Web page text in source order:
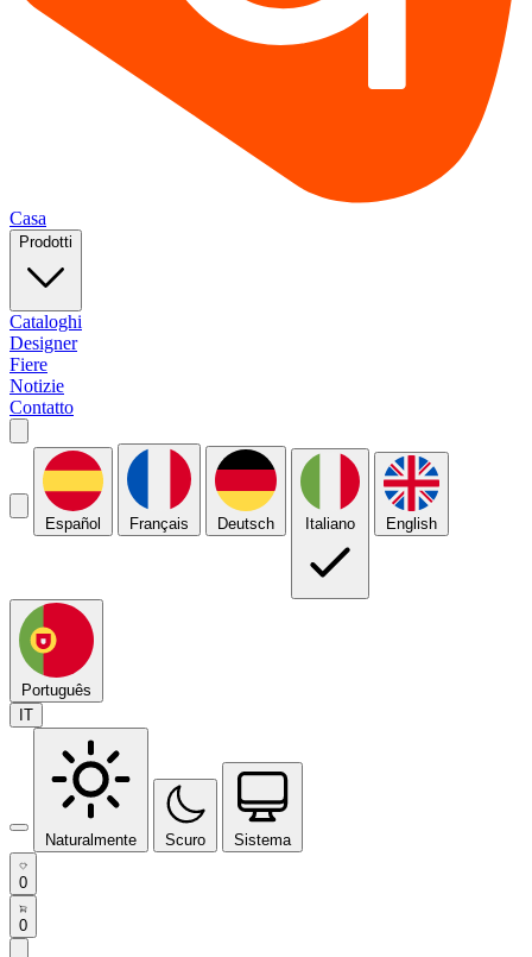
Casa
Prodotti
Cataloghi
Designer
Fiere
Notizie
Contatto
Español Français Deutsch Italiano English
Português
IT
Naturalmente Scuro Sistema
0
0